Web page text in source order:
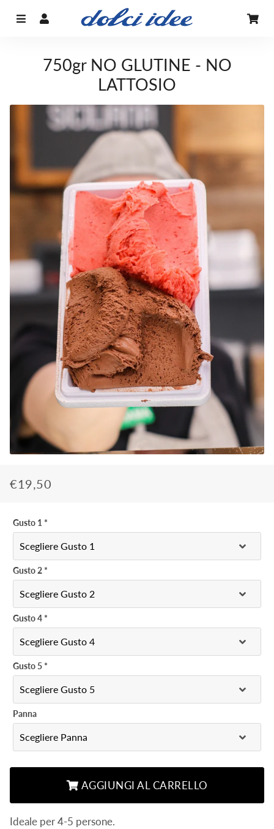
Menu Accedi
750gr NO GLUTINE - NO
LATTOSIO
Prezzo
listino
Prezzo
€19,50
Gusto 1 *
Gusto 2 *
Gusto 4 *
Gusto 5 *
Panna
AGGIUNGI AL CARRELLO
Ideale per 4-5 persone.